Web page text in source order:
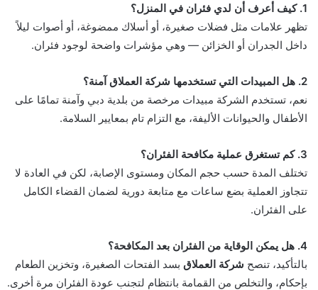
1. كيف أعرف أن لدي فئران في المنزل؟
تظهر علامات مثل فضلات صغيرة، أو أسلاك ممضوغة، أو أصوات ليلاً
داخل الجدران أو الخزائن — وهي مؤشرات واضحة لوجود فئران.
2. هل المبيدات التي تستخدمها شركة العملاق آمنة؟
نعم، تستخدم الشركة مبيدات مرخصة من بلدية دبي وآمنة تمامًا على
الأطفال والحيوانات الأليفة، مع التزام تام بمعايير السلامة.
3. كم تستغرق عملية مكافحة الفئران؟
تختلف المدة حسب حجم المكان ومستوى الإصابة، لكن في العادة لا
تتجاوز العملية بضع ساعات مع متابعة دورية لضمان القضاء الكامل
على الفئران.
4. هل يمكن الوقاية من الفئران بعد المكافحة؟
بالتأكيد، تنصح شركة العملاق بسد الفتحات الصغيرة، وتخزين الطعام
بإحكام، والتخلص من القمامة بانتظام لتجنب عودة الفئران مرة أخرى.